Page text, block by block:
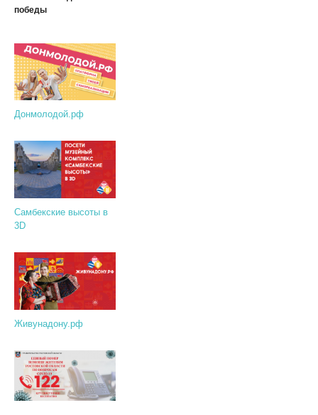
победы
Донмолодой.рф
Самбекские высоты в
3D
Живунадону.рф